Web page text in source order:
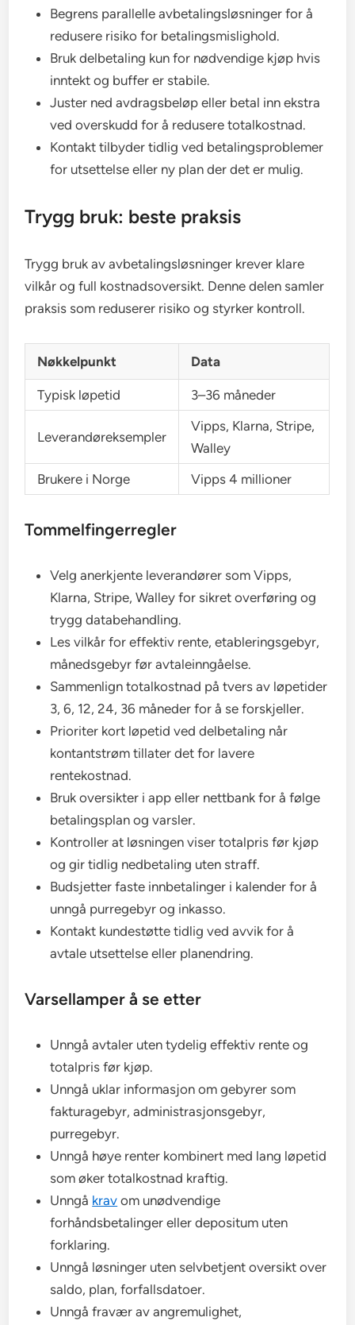
Begrens parallelle avbetalingsløsninger for å
redusere risiko for betalingsmislighold.
Bruk delbetaling kun for nødvendige kjøp hvis
inntekt og buffer er stabile.
Juster ned avdragsbeløp eller betal inn ekstra
ved overskudd for å redusere totalkostnad.
Kontakt tilbyder tidlig ved betalingsproblemer
for utsettelse eller ny plan der det er mulig.
Trygg bruk: beste praksis
Trygg bruk av avbetalingsløsninger krever klare
vilkår og full kostnadsoversikt. Denne delen samler
praksis som reduserer risiko og styrker kontroll.
Nøkkelpunkt Data
Typisk løpetid 3–36 måneder
Leverandøreksempler
Vipps, Klarna, Stripe,
Walley
Brukere i Norge
Vipps 4 millioner
Tommelfingerregler
Velg anerkjente leverandører som Vipps,
Klarna, Stripe, Walley for sikret overføring og
trygg databehandling.
Les vilkår for effektiv rente, etableringsgebyr,
månedsgebyr før avtaleinngåelse.
Sammenlign totalkostnad på tvers av løpetider
3, 6, 12, 24, 36 måneder for å se forskjeller.
Prioriter kort løpetid ved delbetaling når
kontantstrøm tillater det for lavere
rentekostnad.
Bruk oversikter i app eller nettbank for å følge
betalingsplan og varsler.
Kontroller at løsningen viser totalpris før kjøp
og gir tidlig nedbetaling uten straff.
Budsjetter faste innbetalinger i kalender for å
unngå purregebyr og inkasso.
Kontakt kundestøtte tidlig ved avvik for å
avtale utsettelse eller planendring.
Varsellamper å se etter
Unngå avtaler uten tydelig effektiv rente og
totalpris før kjøp.
Unngå uklar informasjon om gebyrer som
fakturagebyr, administrasjonsgebyr,
purregebyr.
Unngå høye renter kombinert med lang løpetid
som øker totalkostnad kraftig.
Unngå krav om unødvendige
forhåndsbetalinger eller depositum uten
forklaring.
Unngå løsninger uten selvbetjent oversikt over
saldo, plan, forfallsdatoer.
Unngå fravær av angremulighet,